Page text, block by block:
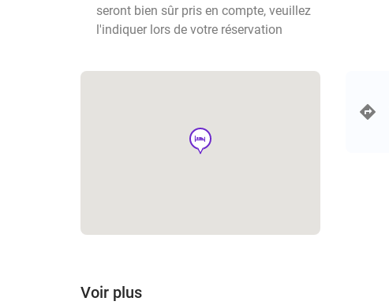
seront bien sûr pris en compte, veuillez
l'indiquer lors de votre réservation
hotel
Voir plus